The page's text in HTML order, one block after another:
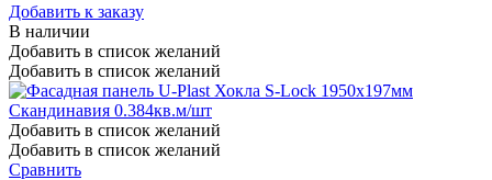
Добавить к заказу
В наличии
Добавить в список желаний
Добавить в список желаний
Добавить в список желаний
Добавить в список желаний
Сравнить